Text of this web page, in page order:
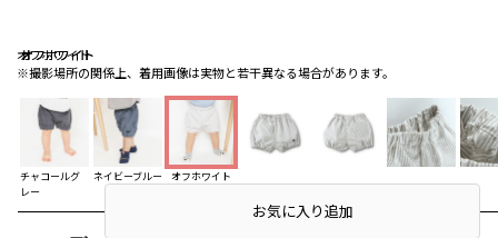
オフホワイト
※撮影場所の関係上、着用画像は実物と若干異なる場合があります。
オフホワイト
オフホワイト
チャコールグ
レー
ネイビーブルー オフホワイト
お気に入り追加